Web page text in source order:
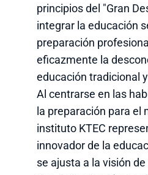
principios del "Gran
integrar la educación
preparación
eficazmente la
educación tradicional
Al centrarse en las
la preparación para el
instituto KTEC
innovador de la
se ajusta a la visión